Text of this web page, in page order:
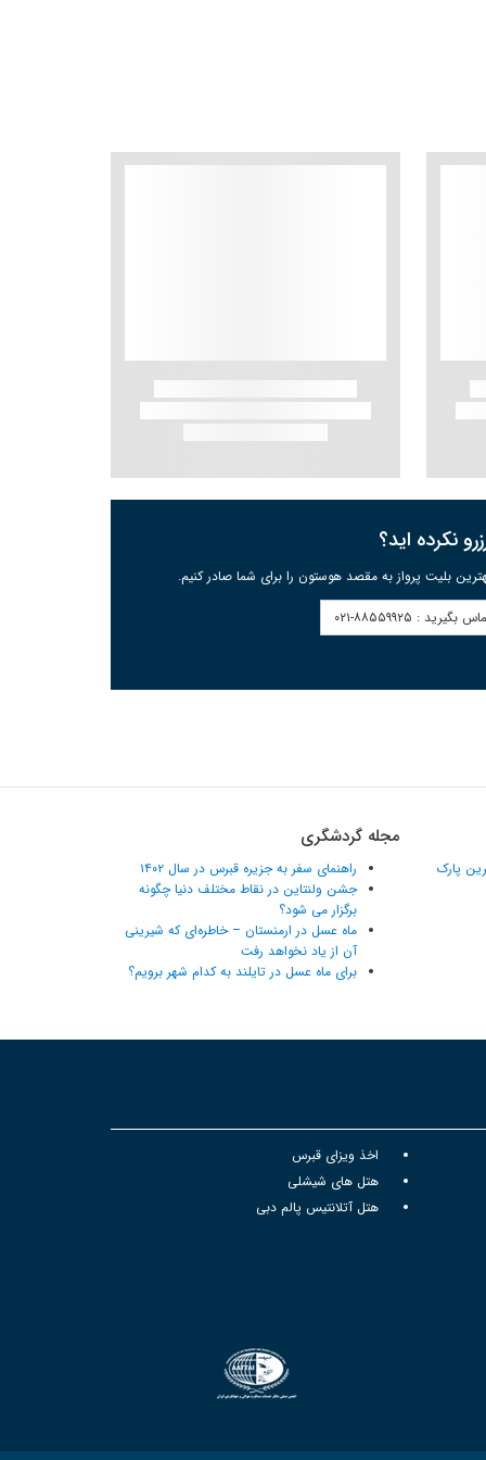
نکرده اید؟
بلیت پرواز به مقصد هوستون را برای شما صادر کنیم.
بگیرید : ۰۲۱-۸۸۵۵۹۹۲۵
پارک
مجله گردشگری
راهنمای سفر به جزیره قبرس در سال ۱۴۰۲
جشن ولنتاین در نقاط مختلف دنیا چگونه
برگزار می شود؟
ماه عسل در ارمنستان – خاطره‌ای که شیرینی
آن از یاد نخواهد رفت
برای ماه عسل در تایلند به کدام شهر برویم؟
اخذ ویزای قبرس
هتل های شیشلی
هتل آتلانتیس پالم دبی